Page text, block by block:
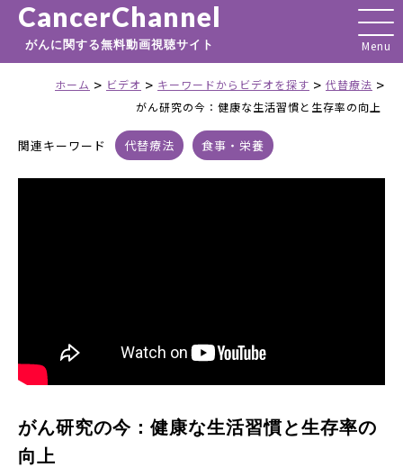
CancerChannel
がんに関する無料動画視聴サイト
ホーム > ビデオ > キーワードからビデオを探す > 代替療法 >
がん研究の今：健康な生活習慣と生存率の向上
関連キーワード 代替療法 食事・栄養
がん研究の今：健康な生活習慣と生存率の
向上